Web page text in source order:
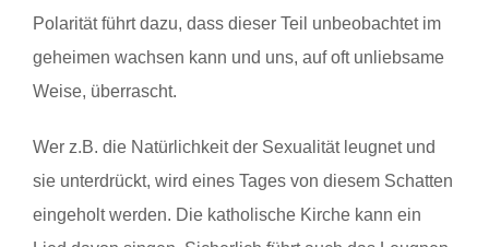
Polarität führt dazu, dass dieser Teil unbeobachtet im
geheimen wachsen kann und uns, auf oft unliebsame
Weise, überrascht.
Wer z.B. die Natürlichkeit der Sexualität leugnet und
sie unterdrückt, wird eines Tages von diesem Schatten
eingeholt werden. Die katholische Kirche kann ein